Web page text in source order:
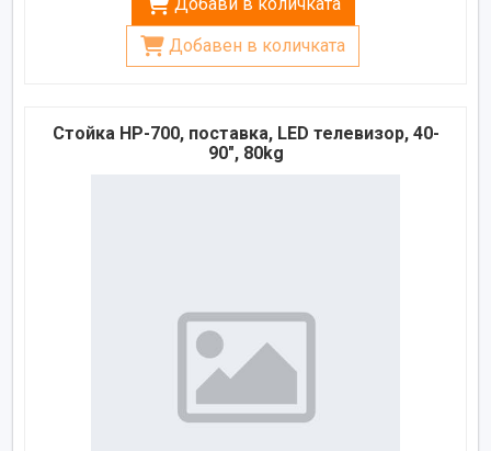
Добавен в количката
Стойка HP-700, поставка, LED телевизор, 40-
90", 80kg